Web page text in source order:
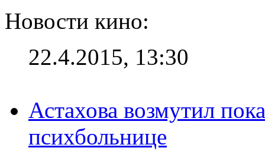
Новости кино:
22.4.2015, 13:30
Астахова возмутил
психбольнице